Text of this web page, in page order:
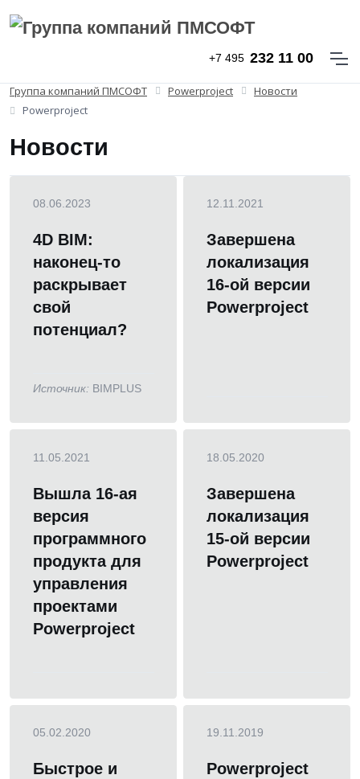
+7 495 232 11 00
Группа компаний ПМСОФТ Powerproject
Новости
Powerproject
Новости
08.06.2023
4D BIM:
наконец-то
раскрывает
свой
потенциал?
Источник: BIMPLUS
12.11.2021
Завершена
локализация
16-ой версии
Powerproject
11.05.2021
Вышла 16-ая
версия
программного
продукта для
управления
проектами
Powerproject
18.05.2020
Завершена
локализация
15-ой версии
Powerproject
05.02.2020
Быстрое и
19.11.2019
Powerproject